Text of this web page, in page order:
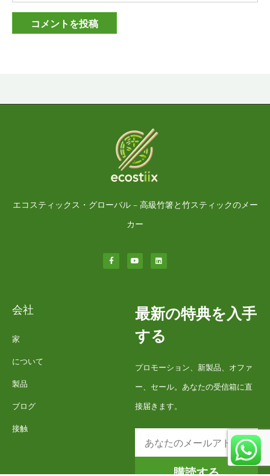
エコスティックス・グローバル – 高級竹箸と竹スティックのメー
カー
会社
家
について
製品
ブログ
接触
最新の特典を入手
する
プロモーション、新製品、オファ
ー、セール。あなたの受信箱に直
接届きます。
購読する